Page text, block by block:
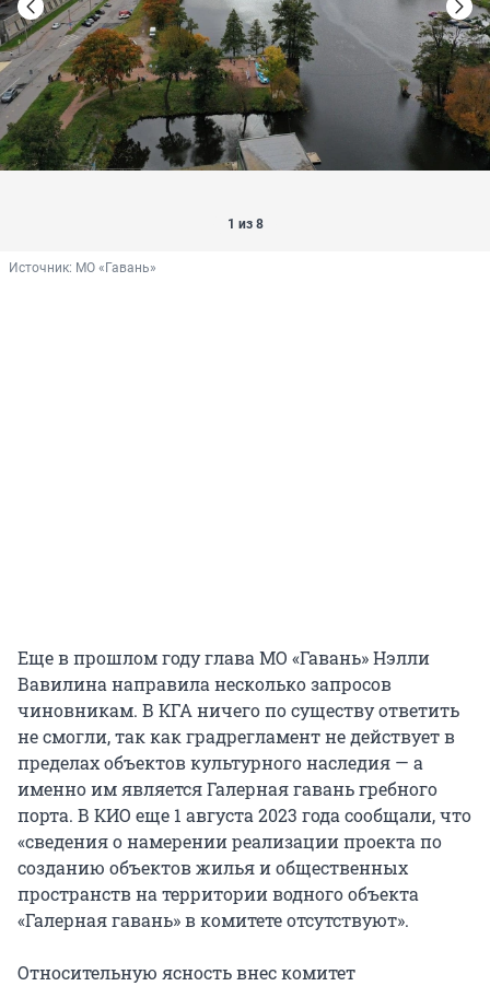
1 из 8
Источник: МО «Гавань»
Еще в прошлом году глава МО «Гавань» Нэлли
Вавилина направила несколько запросов
чиновникам. В КГА ничего по существу ответить
не смогли, так как градрегламент не действует в
пределах объектов культурного наследия — а
именно им является Галерная гавань гребного
порта. В КИО еще 1 августа 2023 года сообщали, что
«сведения о намерении реализации проекта по
созданию объектов жилья и общественных
пространств на территории водного объекта
«Галерная гавань» в комитете отсутствуют».
Относительную ясность внес комитет